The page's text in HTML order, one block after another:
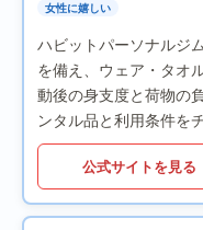
女性に嬉しい
ハビットパーソナルジ
を備え、ウェア・タオ
動後の身支度と荷物の
ンタル品と利用条件を
公式サイトを見る